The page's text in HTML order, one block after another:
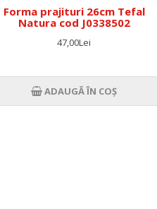
Forma prajituri 26cm Tefal
Natura cod J0338502
47,00Lei
ADAUGĂ ÎN COŞ